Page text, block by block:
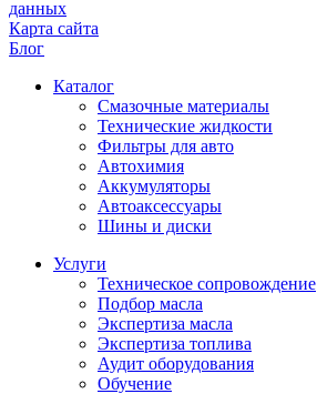
данных
Карта сайта
Блог
Каталог
Смазочные материалы
Технические жидкости
Фильтры для авто
Автохимия
Аккумуляторы
Автоаксессуары
Шины и диски
Услуги
Техническое сопровождение
Подбор масла
Экспертиза масла
Экспертиза топлива
Аудит оборудования
Обучение